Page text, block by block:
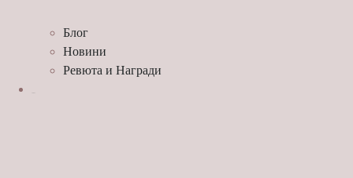
Блог
Новини
Ревюта и Награди